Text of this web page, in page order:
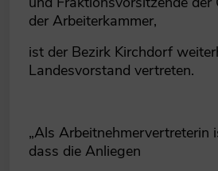
der Arbeiterkammer,
ist der Bezirk Kirchdorf
Landesvorstand vertreten.
„Als Arbeitnehmervertreterin
dass die Anliegen